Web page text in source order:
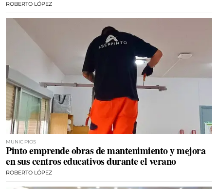
ROBERTO LÓPEZ
MUNICIPIOS
Pinto emprende obras de mantenimiento y mejora
en sus centros educativos durante el verano
ROBERTO LÓPEZ